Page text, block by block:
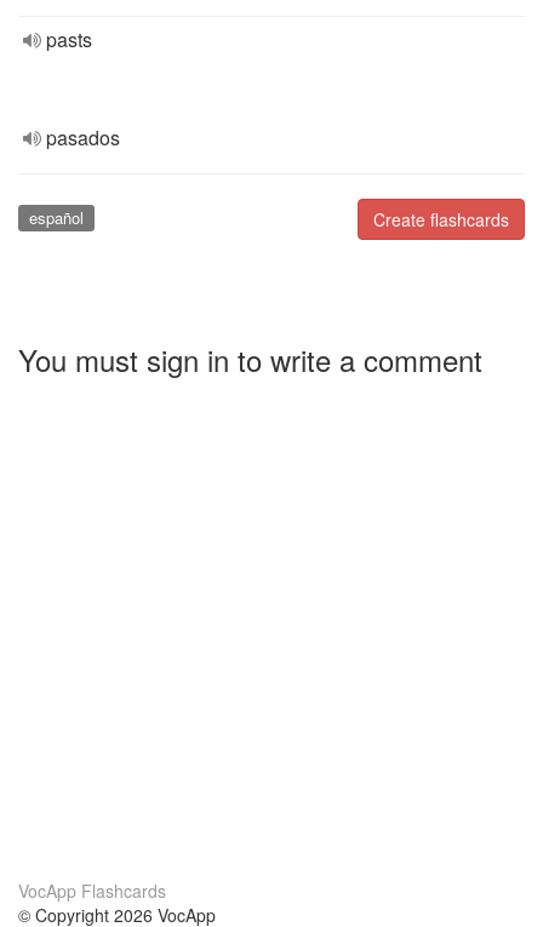
pasts
pasados
Create flashcards
español
You must sign in to write a comment
VocApp Flashcards
© Copyright 2026 VocApp